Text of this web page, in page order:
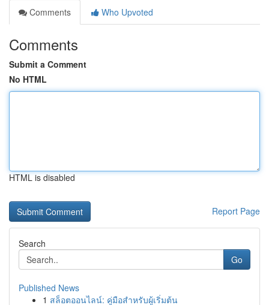
Comments
Who Upvoted
Comments
Submit a Comment
No HTML
HTML is disabled
Report Page
Search
Go
Published News
1 สล็อตออนไลน์: คู่มือสำหรับผู้เริ่มต้น